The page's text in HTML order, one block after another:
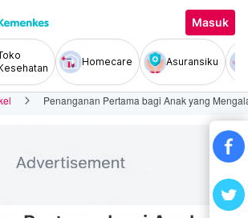
Masuk
Homecare Asuransiku
Penanganan Pertama bagi Anak yang